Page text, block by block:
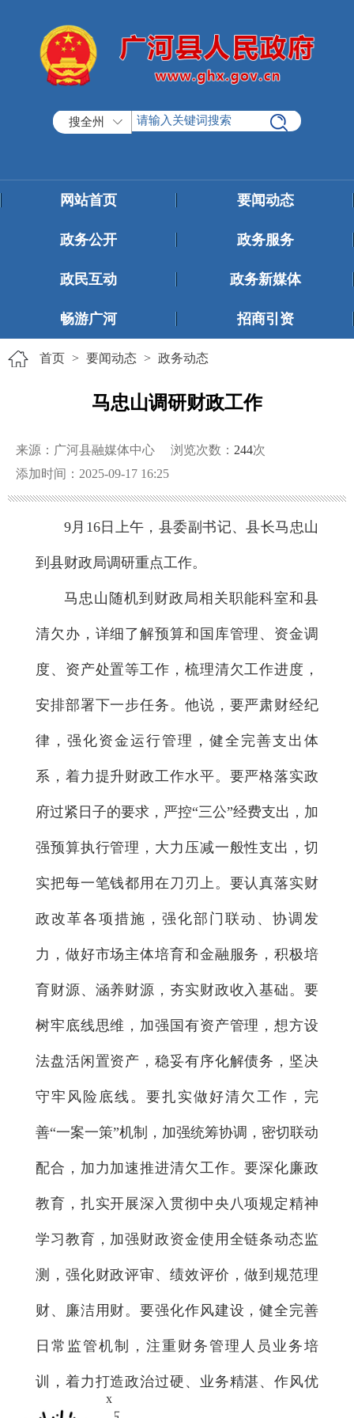
搜全州
网站首页 要闻动态
政务公开 政务服务
政民互动 政务新媒体
畅游广河 招商引资
首页 > 要闻动态 > 政务动态
马忠山调研财政工作
来源：广河县融媒体中心 浏览次数： 244次
添加时间：2025-09-17 16:25
9月16日上午，县委副书记、县长马忠山
到县财政局调研重点工作。
马忠山随机到财政局相关职能科室和县
清欠办，详细了解预算和国库管理、资金调
度、资产处置等工作，梳理清欠工作进度，
安排部署下一步任务。他说，要严肃财经纪
律，强化资金运行管理，健全完善支出体
系，着力提升财政工作水平。要严格落实政
府过紧日子的要求，严控“三公”经费支出，加
强预算执行管理，大力压减一般性支出，切
实把每一笔钱都用在刀刃上。要认真落实财
政改革各项措施，强化部门联动、协调发
力，做好市场主体培育和金融服务，积极培
育财源、涵养财源，夯实财政收入基础。要
树牢底线思维，加强国有资产管理，想方设
法盘活闲置资产，稳妥有序化解债务，坚决
守牢风险底线。要扎实做好清欠工作，完
善“一案一策”机制，加强统筹协调，密切联动
配合，加力加速推进清欠工作。要深化廉政
教育，扎实开展深入贯彻中央八项规定精神
学习教育，加强财政资金使用全链条动态监
测，强化财政评审、绩效评价，做到规范理
财、廉洁用财。要强化作风建设，健全完善
日常监管机制，注重财务管理人员业务培
训，着力打造政治过硬、业务精湛、作风优
x